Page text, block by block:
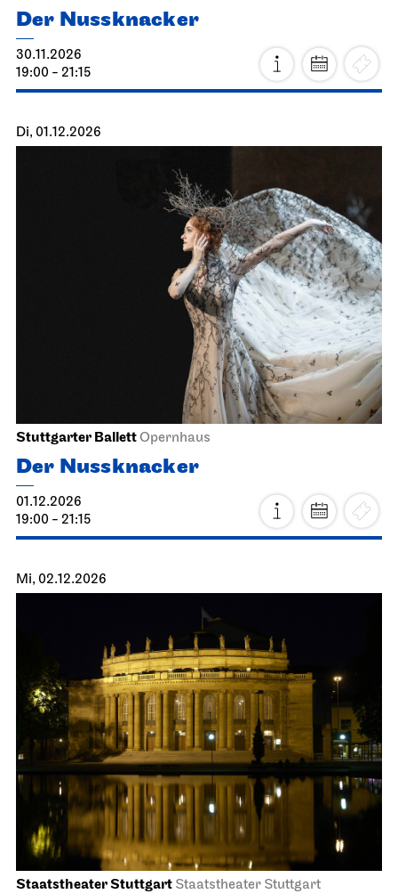
Der Nussknacker
30.11.2026
19:00 - 21:15
Di, 01.12.2026
Stuttgarter BallettOpernhaus
Der Nussknacker
01.12.2026
19:00 - 21:15
Mi, 02.12.2026
Staatstheater Stuttgart Staatstheater Stuttgart